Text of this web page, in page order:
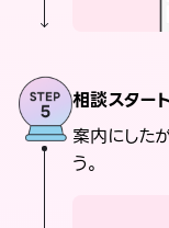
相談スタート
案内にした
う。